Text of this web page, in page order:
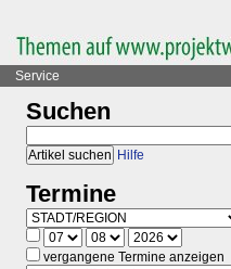
Service
Suchen
Hilfe
Termine
vergangene Termine anzeigen